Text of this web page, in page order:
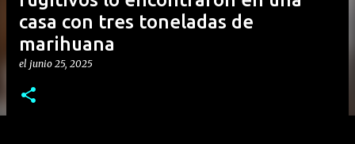
casa con tres toneladas de
marihuana
el junio 25, 2025